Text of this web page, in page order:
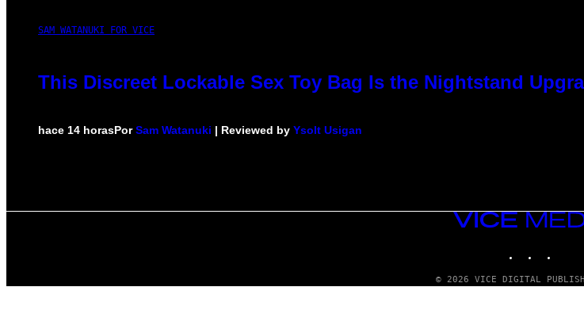
SAM WATANUKI FOR VICE
This Discreet Lockable Sex Toy Bag Is the Nightstand
hace 14 horasPorSam Watanuki | Reviewed by Ysolt Usigan
VICE
MEDIA
© 2026 VICE DIGITAL